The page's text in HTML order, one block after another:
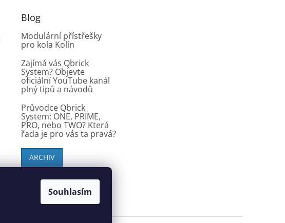
Souhlasím
Blog
Modulární přístřešky
pro kola Kolín
Zajímá vás Qbrick
System? Objevte
oficiální YouTube kanál
plný tipů a návodů
Průvodce Qbrick
System: ONE, PRIME,
PRO, nebo TWO? Která
řada je pro vás ta pravá?
ARCHIV